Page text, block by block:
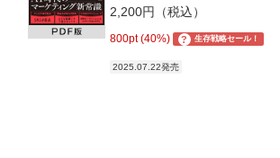
2,200円（税込）
800pt (40%) ? 生存戦略セール！
2025.07.22発売